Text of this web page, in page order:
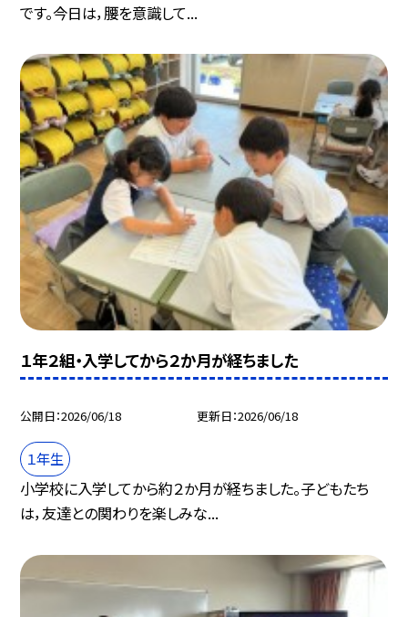
です。今日は，腰を意識して...
１年２組・入学してから２か月が経ちました
公開日 2026/06/18 更新日 2026/06/18
１年生
小学校に入学してから約２か月が経ちました。子どもたち
は，友達との関わりを楽しみな...